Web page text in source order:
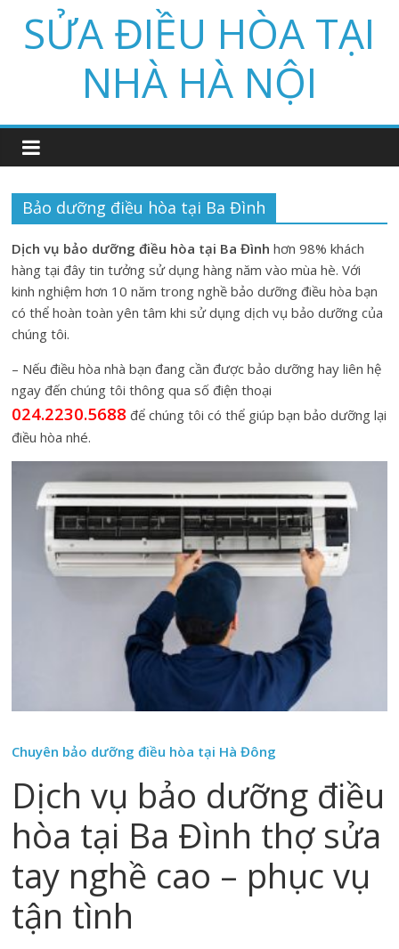
contentSỬA ĐIỀU HÒA TẠI
NHÀ HÀ NỘI
Bảo dưỡng điều hòa tại Ba Đình
Dịch vụ bảo dưỡng điều hòa tại Ba Đình hơn 98% khách
hàng tại đây tin tưởng sử dụng hàng năm vào mùa hè. Với
kinh nghiệm hơn 10 năm trong nghề bảo dưỡng điều hòa bạn
có thể hoàn toàn yên tâm khi sử dụng dịch vụ bảo dưỡng của
chúng tôi.
– Nếu điều hòa nhà bạn đang cần được bảo dưỡng hay liên hệ
ngay đến chúng tôi thông qua số điện thoại
024.2230.5688 để chúng tôi có thể giúp bạn bảo dưỡng lại
điều hòa nhé.
Chuyên bảo dưỡng điều hòa tại Hà Đông
Dịch vụ bảo dưỡng điều
hòa tại Ba Đình thợ sửa
tay nghề cao – phục vụ
tận tình